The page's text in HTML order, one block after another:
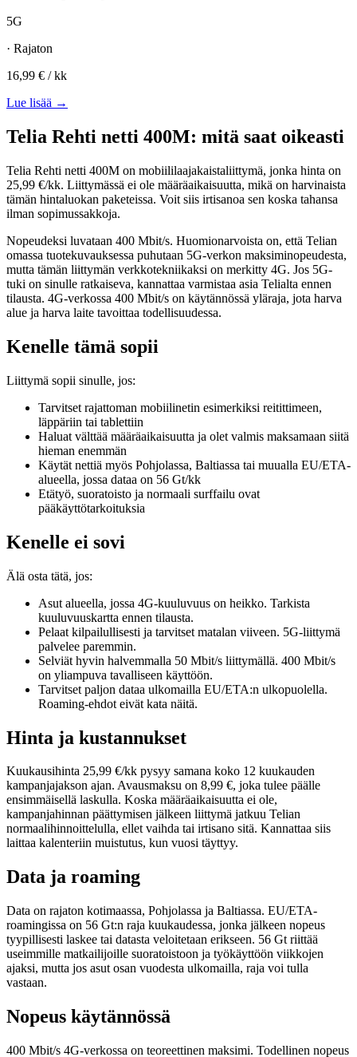
5G
· Rajaton
16,99 € / kk
Lue lisää →
Telia Rehti netti 400M: mitä saat oikeasti
Telia Rehti netti 400M on mobiililaajakaistaliittymä, jonka hinta on
25,99 €/kk. Liittymässä ei ole määräaikaisuutta, mikä on harvinaista
tämän hintaluokan paketeissa. Voit siis irtisanoa sen koska tahansa
ilman sopimussakkoja.
Nopeudeksi luvataan 400 Mbit/s. Huomionarvoista on, että Telian
omassa tuotekuvauksessa puhutaan 5G-verkon maksiminopeudesta,
mutta tämän liittymän verkkotekniikaksi on merkitty 4G. Jos 5G-
tuki on sinulle ratkaiseva, kannattaa varmistaa asia Telialta ennen
tilausta. 4G-verkossa 400 Mbit/s on käytännössä yläraja, jota harva
alue ja harva laite tavoittaa todellisuudessa.
Kenelle tämä sopii
Liittymä sopii sinulle, jos:
Tarvitset rajattoman mobiilinetin esimerkiksi reitittimeen,
läppäriin tai tablettiin
Haluat välttää määräaikaisuutta ja olet valmis maksamaan siitä
hieman enemmän
Käytät nettiä myös Pohjolassa, Baltiassa tai muualla EU/ETA-
alueella, jossa dataa on 56 Gt/kk
Etätyö, suoratoisto ja normaali surffailu ovat
pääkäyttötarkoituksia
Kenelle ei sovi
Älä osta tätä, jos:
Asut alueella, jossa 4G-kuuluvuus on heikko. Tarkista
kuuluvuuskartta ennen tilausta.
Pelaat kilpailullisesti ja tarvitset matalan viiveen. 5G-liittymä
palvelee paremmin.
Selviät hyvin halvemmalla 50 Mbit/s liittymällä. 400 Mbit/s
on yliampuva tavalliseen käyttöön.
Tarvitset paljon dataa ulkomailla EU/ETA:n ulkopuolella.
Roaming-ehdot eivät kata näitä.
Hinta ja kustannukset
Kuukausihinta 25,99 €/kk pysyy samana koko 12 kuukauden
kampanjajakson ajan. Avausmaksu on 8,99 €, joka tulee päälle
ensimmäisellä laskulla. Koska määräaikaisuutta ei ole,
kampanjahinnan päättymisen jälkeen liittymä jatkuu Telian
normaalihinnoittelulla, ellet vaihda tai irtisano sitä. Kannattaa siis
laittaa kalenteriin muistutus, kun vuosi täyttyy.
Data ja roaming
Data on rajaton kotimaassa, Pohjolassa ja Baltiassa. EU/ETA-
roamingissa on 56 Gt:n raja kuukaudessa, jonka jälkeen nopeus
tyypillisesti laskee tai datasta veloitetaan erikseen. 56 Gt riittää
useimmille matkailijoille suoratoistoon ja työkäyttöön viikkojen
ajaksi, mutta jos asut osan vuodesta ulkomailla, raja voi tulla
vastaan.
Nopeus käytännössä
400 Mbit/s 4G-verkossa on teoreettinen maksimi. Todellinen nopeus